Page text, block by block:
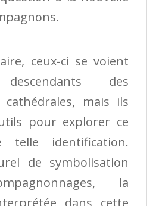
ceux-ci se voient
des
mais ils
pour explorer ce
identification.
de symbolisation
la
dans cette